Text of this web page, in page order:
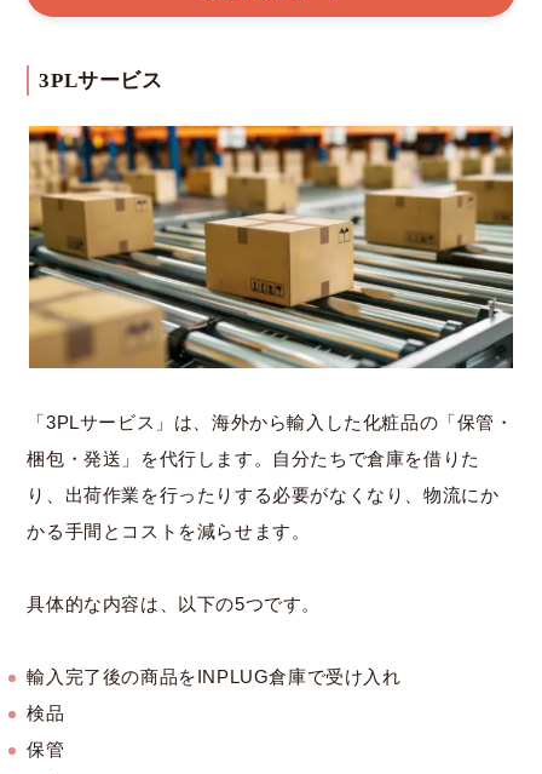
3PLサービス
「3PLサービス」は、海外から輸入した化粧品の「保管・
梱包・発送」を代行します。自分たちで倉庫を借りた
り、出荷作業を行ったりする必要がなくなり、物流にか
かる手間とコストを減らせます。
具体的な内容は、以下の5つです。
輸入完了後の商品をINPLUG倉庫で受け入れ
検品
保管